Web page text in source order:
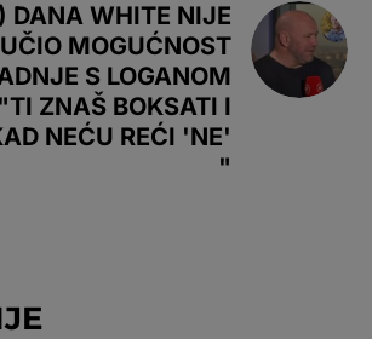
DANA WHITE NIJE
MOGUĆNOST
S LOGANOM
ZNAŠ BOKSATI I
NEĆU REĆI 'NE'
"